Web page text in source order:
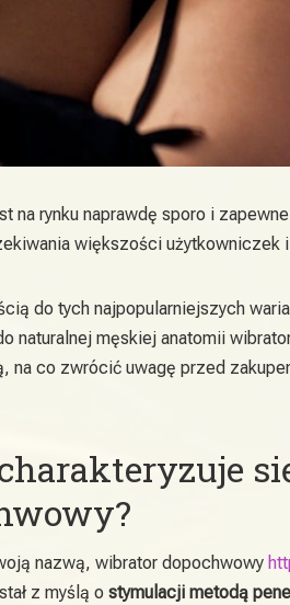
na rynku naprawdę sporo i
większości użytkowniczek
do tych najpopularniejszych
naturalnej męskiej anatomii
na co zwrócić uwagę przed
nazwą, wibrator dopochwowy
z myślą o stymulacji metodą